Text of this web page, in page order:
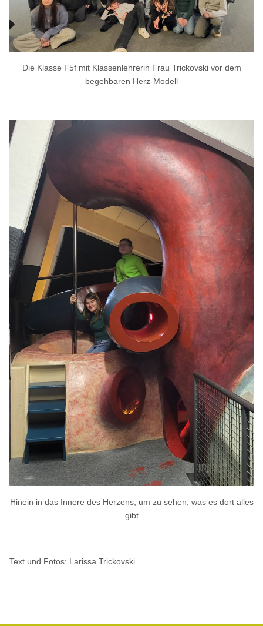
Die Klasse F5f mit Klassenlehrerin Frau Trickovski vor dem
begehbaren Herz-Modell
Hinein in das Innere des Herzens, um zu sehen, was es dort alles
gibt
Text und Fotos: Larissa Trickovski